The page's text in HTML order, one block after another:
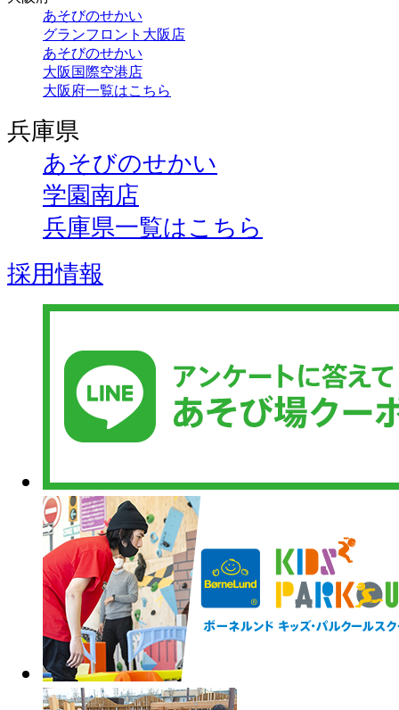
あそびのせかい
グランフロント大阪店
あそびのせかい
大阪国際空港店
大阪府一覧はこちら
兵庫県
あそびのせかい
学園南店
兵庫県一覧はこちら
採用情報